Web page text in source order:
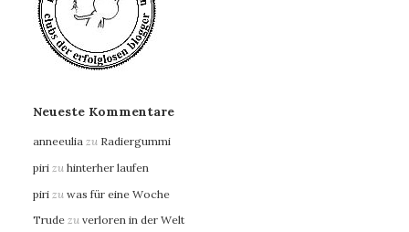
Neueste Kommentare
anneeulia zu Radiergummi
piri zu hinterher laufen
piri zu was für eine Woche
Trude zu verloren in der Welt